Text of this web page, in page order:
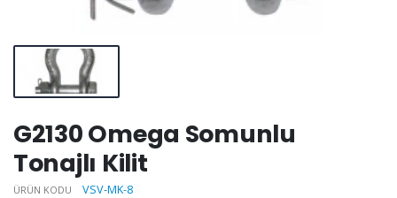
G2130 Omega Somunlu
Tonajlı Kilit
ÜRÜN KODU VSV-MK-8